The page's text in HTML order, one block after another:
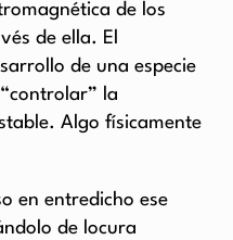
de los
de ella. El
de una especie
la
Algo físicamente
en entredicho ese
de locura